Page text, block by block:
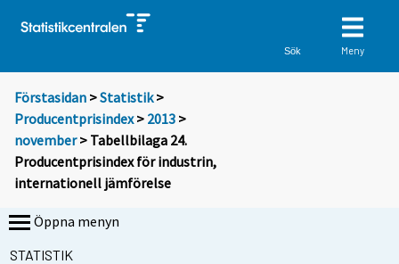
Sök Meny
Förstasidan >Statistik >
Producentprisindex> 2013 >
november> Tabellbilaga 24.
Producentprisindex för industrin,
internationell jämförelse
Öppna menyn
STATISTIK